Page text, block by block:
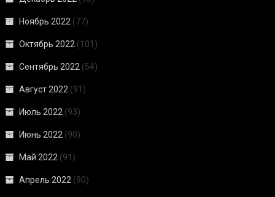
Ноябрь 2022 (77)
Октябрь 2022 (101)
Сентябрь 2022 (54)
Август 2022 (91)
Июль 2022 (93)
Июнь 2022 (90)
Май 2022 (91)
Апрель 2022 (90)